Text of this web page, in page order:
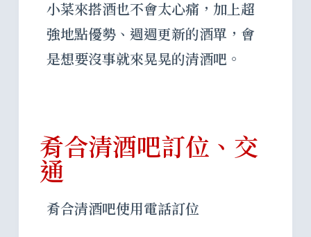
小菜來搭酒也不會太心痛，加上超
強地點優勢、週週更新的酒單，會
是想要沒事就來晃晃的清酒吧。
肴合清酒吧訂位、交
通
肴合清酒吧使用電話訂位